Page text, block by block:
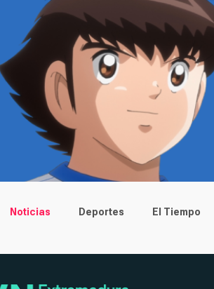
Main menu
Noticias Deportes El Tiempo